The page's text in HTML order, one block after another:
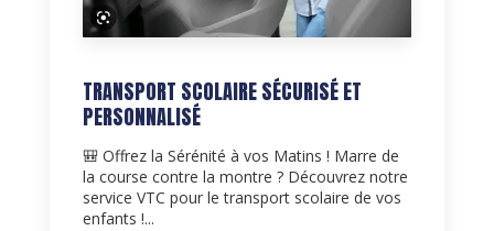
TRANSPORT SCOLAIRE SÉCURISÉ ET
PERSONNALISÉ
🎒 Offrez la Sérénité à vos Matins ! Marre de
la course contre la montre ? Découvrez notre
service VTC pour le transport scolaire de vos
enfants !...